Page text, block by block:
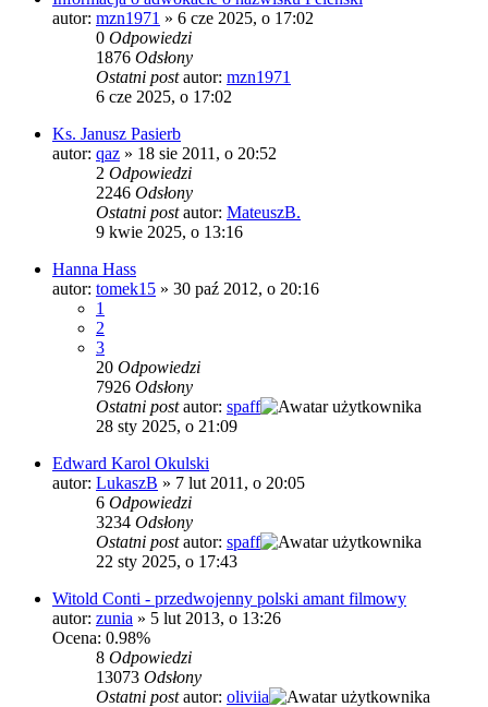
autor: mzn1971 » 6 cze 2025, o 17:02
0 Odpowiedzi
1876 Odsłony
Ostatni postautor: mzn1971
6 cze 2025, o 17:02
Ks. Janusz Pasierb
autor: qaz » 18 sie 2011, o 20:52
2 Odpowiedzi
2246 Odsłony
Ostatni postautor: MateuszB.
9 kwie 2025, o 13:16
Hanna Hass
autor: tomek15 » 30 paź 2012, o 20:16
1
2
3
20 Odpowiedzi
7926 Odsłony
Ostatni postautor: spaff
28 sty 2025, o 21:09
Edward Karol Okulski
autor: LukaszB » 7 lut 2011, o 20:05
6 Odpowiedzi
3234 Odsłony
Ostatni postautor: spaff
22 sty 2025, o 17:43
Witold Conti - przedwojenny polski amant filmowy
autor: zunia » 5 lut 2013, o 13:26
Ocena: 0.98%
8 Odpowiedzi
13073 Odsłony
Ostatni postautor: oliviia